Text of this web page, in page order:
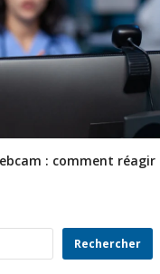
: comment réagir
Rechercher